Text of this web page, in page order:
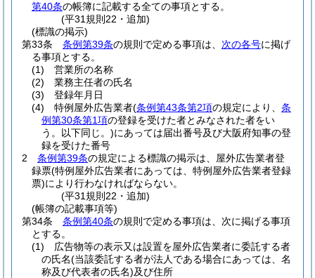
第40条の帳簿に記載する全ての事項とする。
(平31規則22・追加)
(標識の掲示)
第33条
条例第39条の規則で定める事項は、 次の各号に掲げ
る事項とする。
(1)
営業所の名称
(2)
業務主任者の氏名
(3)
登録年月日
(4)
特例屋外広告業者(条例第43条第2項の規定により、 条
例第30条第1項の登録を受けた者とみなされた者をい
う。以下同じ。)にあっては届出番号及び大阪府知事の登
録を受けた番号
2
条例第39条の規定による標識の掲示は、屋外広告業者登
録票(特例屋外広告業者にあっては、特例屋外広告業者登録
票)により行わなければならない。
(平31規則22・追加)
(帳簿の記載事項等)
第34条
条例第40条の規則で定める事項は、次に掲げる事項
とする。
(1)
広告物等の表示又は設置を屋外広告業者に委託する者
の氏名(当該委託する者が法人である場合にあっては、名
称及び代表者の氏名)及び住所